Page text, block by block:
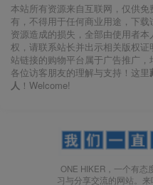
本站所有资源来自互联网，仅供
有，不得用于任何商业用途，下
资源造成的损失，全部由使用者
权，请联系站长并出示相关版权
站链接的购物平台属于广告推广
各位访客朋友的理解与支持！这里
人 ！Welcome!
ONE HIKER，一个有态
习与分享交流的网站。